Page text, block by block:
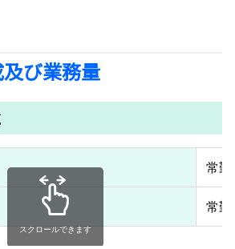
び業務量
常
常勤
スクロールできます